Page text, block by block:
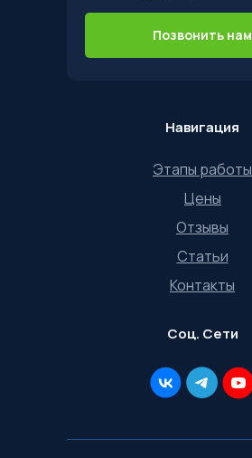
Отзывы
Контакты
Цены
Статьи
Навигация
Этапы работы
Соц. Сети
Позвонить нам